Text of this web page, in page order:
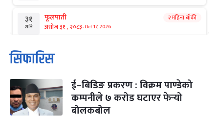
३१
शनि
फूलपाती
असोज ३१ , २०८३-Oct 17, 2026
२ महिना बाँकी
१
आइत
कार्तिक सङ्क्रान्ति
कार्तिक १, २०८३
३
मंगल
महानवमी
कार्तिक ३, २०८३-Oct 20, 2026
२ महिना बाँकी
सिफारिस
ई–बिडिङ प्रकरण : विक्रम पाण्डेको
कम्पनीले ७ करोड घटाएर फेर्‍यो
बोलकबोल